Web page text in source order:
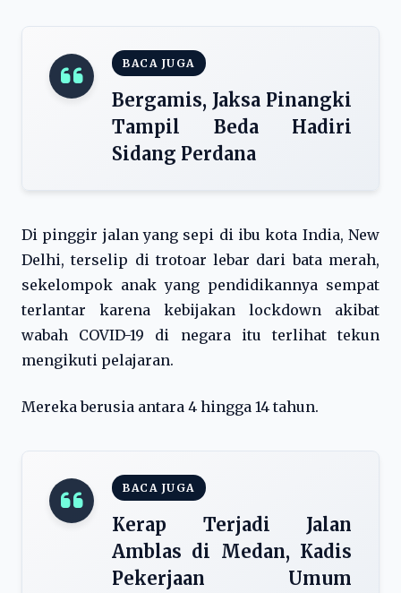
BACA JUGA
Bergamis, Jaksa Pinangki
Tampil Beda Hadiri
Sidang Perdana
Di pinggir jalan yang sepi di ibu kota India, New
Delhi, terselip di trotoar lebar dari bata merah,
sekelompok anak yang pendidikannya sempat
terlantar karena kebijakan lockdown akibat
wabah COVID-19 di negara itu terlihat tekun
mengikuti pelajaran.
Mereka berusia antara 4 hingga 14 tahun.
BACA JUGA
Kerap Terjadi Jalan
Amblas di Medan, Kadis
Pekerjaan Umum